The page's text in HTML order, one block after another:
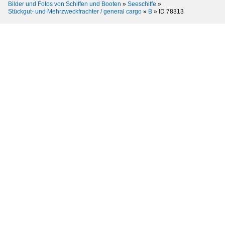
Bilder und Fotos von Schiffen und Booten » Seeschiffe »
Stückgut- und Mehrzweckfrachter / general cargo » B » ID 78313